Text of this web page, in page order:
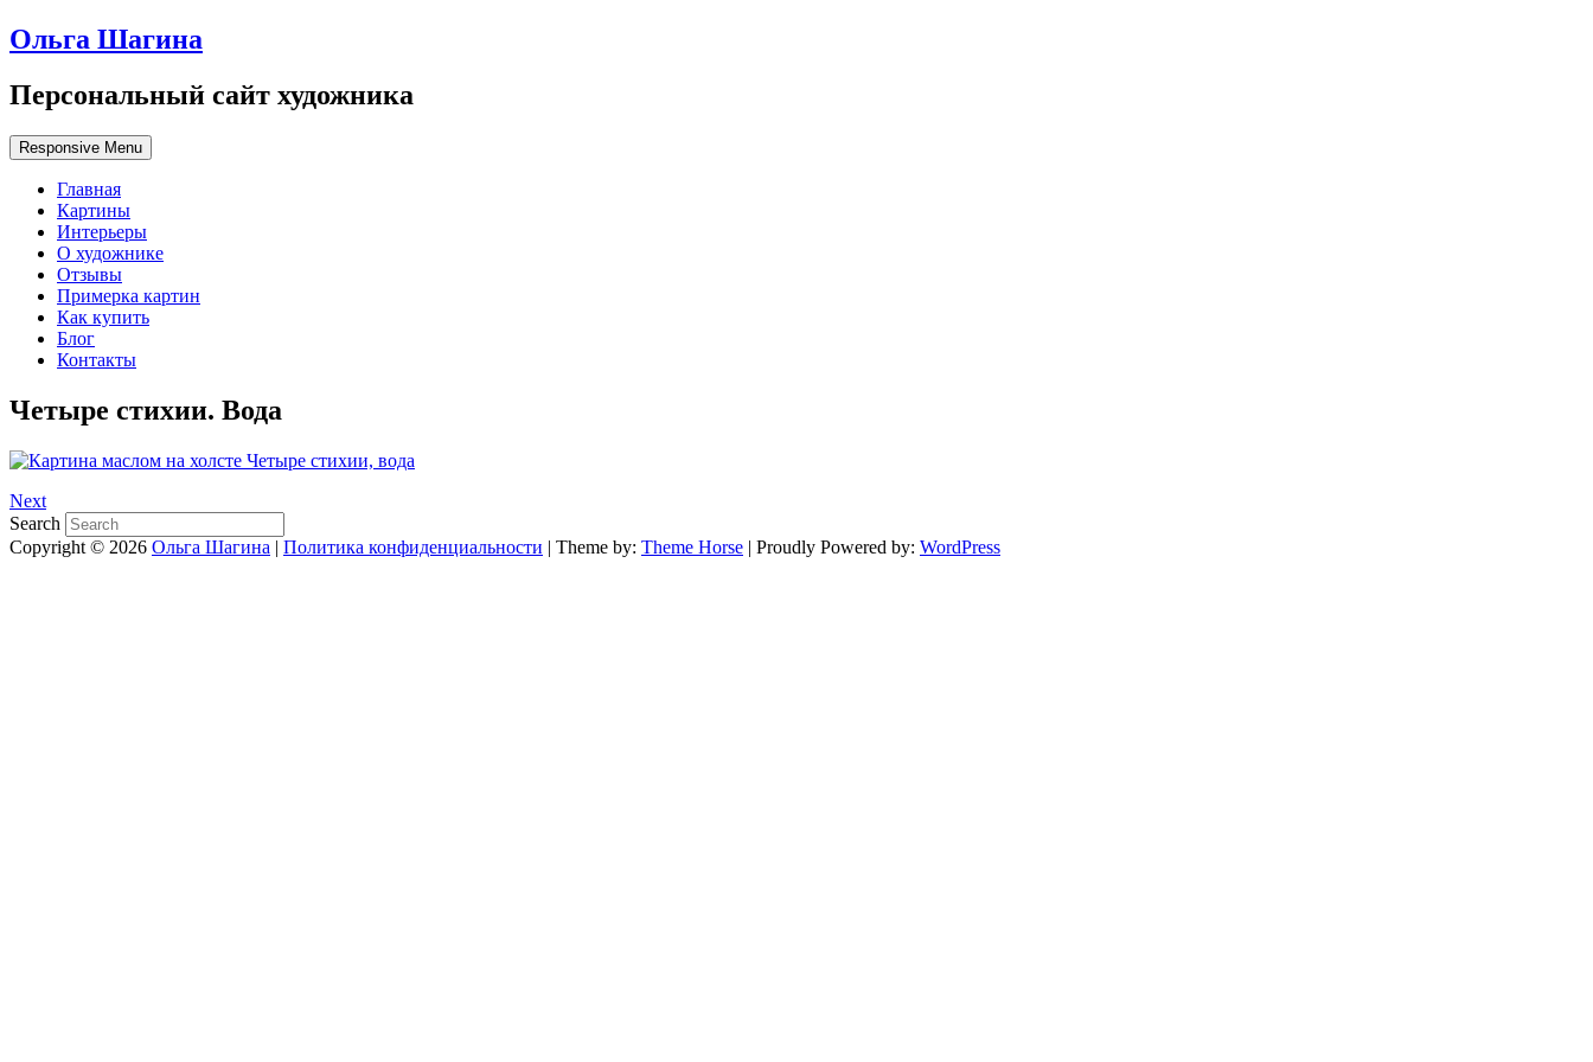
Ольга Шагина
Персональный сайт художника
Responsive Menu
Главная
Картины
Интерьеры
О художнике
Отзывы
Примерка картин
Как купить
Блог
Контакты
Четыре стихии. Вода
Next
Search
Copyright © 2026 Ольга Шагина | Политика конфиденциальности | Theme by: Theme Horse | Proudly Powered by: WordPress